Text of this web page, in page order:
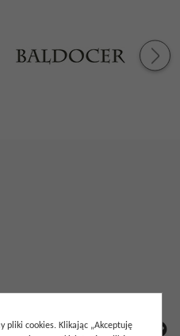
pliki cookies. Klikając „Akceptuję